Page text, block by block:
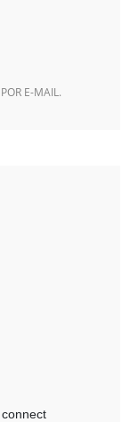
E-MAIL.